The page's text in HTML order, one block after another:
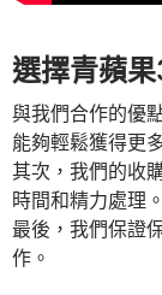
選擇青蘋
與我們合作的優
能夠輕鬆獲得更
其次，我們的收
時間和精力處理。
最後，我們保證
作。